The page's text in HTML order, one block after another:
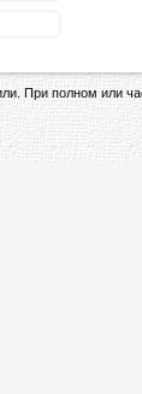
При полном или